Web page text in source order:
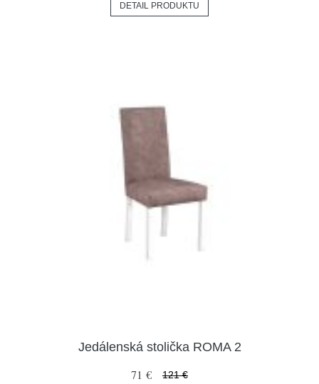
DETAIL PRODUKTU
Jedálenská stolička ROMA 2
71 € 121 €